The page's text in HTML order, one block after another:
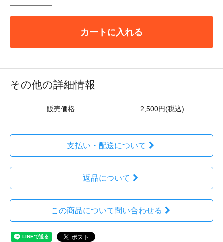
カートに入れる
その他の詳細情報
販売価格 2,500円(税込)
支払い・配送について
返品について
この商品について問い合わせる